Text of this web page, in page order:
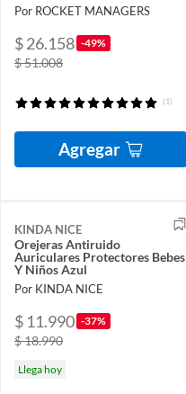
Por ROCKET MANAGERS
$ 26.158 -49%
$ 51.008
(1)
Agregar
KINDA NICE
Orejeras Antiruido
Auriculares Protectores Bebes
Y Niños Azul
Por KINDA NICE
$ 11.990 -37%
$ 18.990
Llega hoy